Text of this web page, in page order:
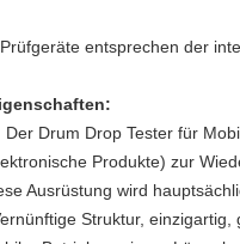
entsprechen der
Der Drum Drop Tester für
Produkte) zur
Ausrüstung wird
Struktur, einzigartig,